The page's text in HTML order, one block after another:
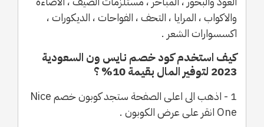
والاكواب ، المرايا ، التحف ، الفواحات ، الديكورات ،
اكسسوارات الشعر .
كيف استخدم كود خصم نايس ون السعودية
2023 لتوفير المال بقيمة 10% ؟
1 - اذهب الى اعلى الصفحة ستجد كوبون خصم Nice
One انقر على عرض الكوبون .